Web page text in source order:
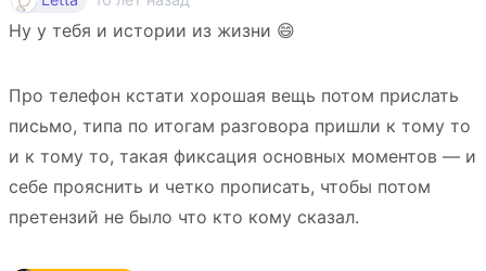
Ну у тебя и истории из жизни 😄
Про телефон кстати хорошая вещь потом прислать
письмо, типа по итогам разговора пришли к тому то
и к тому то, такая фиксация основных моментов — и
себе прояснить и четко прописать, чтобы потом
претензий не было что кто кому сказал.